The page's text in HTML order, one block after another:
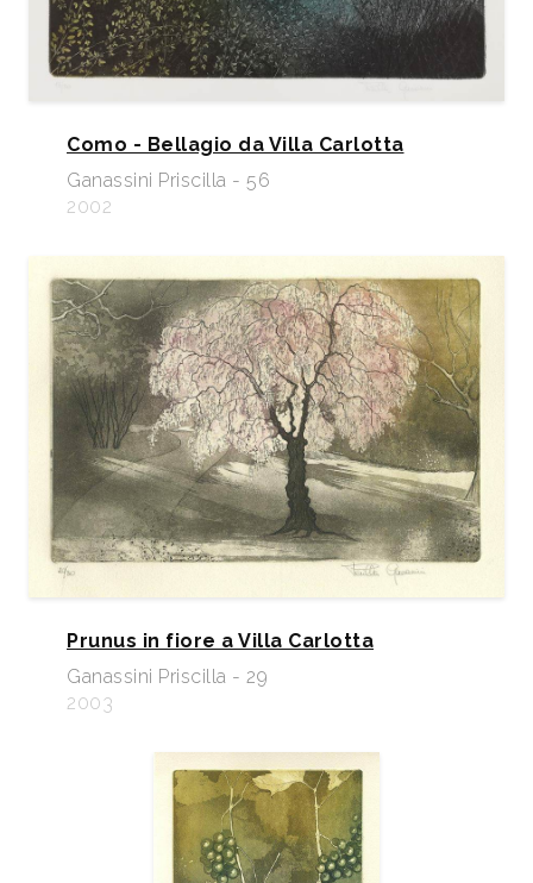
Como - Bellagio da Villa Carlotta
Ganassini Priscilla - 56
2002
Prunus in fiore a Villa Carlotta
Ganassini Priscilla - 29
2003